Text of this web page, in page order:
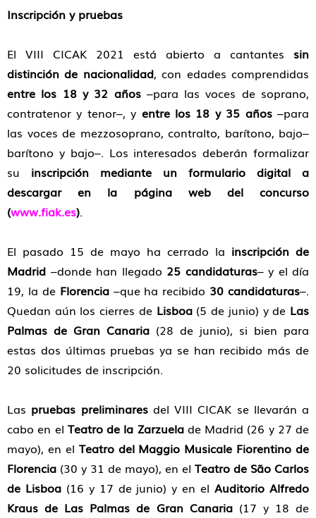
Inscripción y pruebas
El VIII CICAK 2021 está abierto a cantantes sin
distinción de nacionalidad, con edades comprendidas
entre los 18 y 32 años–para las voces de soprano,
contratenor y tenor–, y entre los 18 y 35 años–para
las voces de mezzosoprano, contralto, barítono, bajo–
barítono y bajo–. Los interesados deberán formalizar
su inscripción mediante un formulario digital a
descargar en la página web del concurso
(www.fiak.es).
El pasado 15 de mayo ha cerrado la inscripción de
Madrid –donde han llegado 25 candidaturas– y el día
19, la de Florencia–que ha recibido 30 candidaturas–.
Quedan aún los cierres de Lisboa(5 de junio) y de Las
Palmas de Gran Canaria (28 de junio), si bien para
estas dos últimas pruebas ya se han recibido más de
20 solicitudes de inscripción.
Las pruebas preliminares del VIII CICAK se llevarán a
cabo en el Teatro de la Zarzuelade Madrid (26 y 27 de
mayo), en el Teatro del Maggio Musicale Fiorentino de
Florencia (30 y 31 de mayo), en el Teatro de São Carlos
de Lisboa(16 y 17 de junio) y en elAuditorio Alfredo
Kraus de Las Palmas de Gran Canaria(17 y 18 de